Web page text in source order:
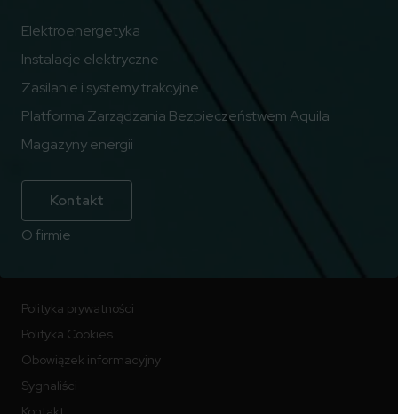
Elektroenergetyka
Instalacje elektryczne
Zasilanie i systemy trakcyjne
Platforma Zarządzania Bezpieczeństwem Aquila
Magazyny energii
Kontakt
O firmie
Polityka prywatności
Polityka Cookies
Obowiązek informacyjny
Sygnaliści